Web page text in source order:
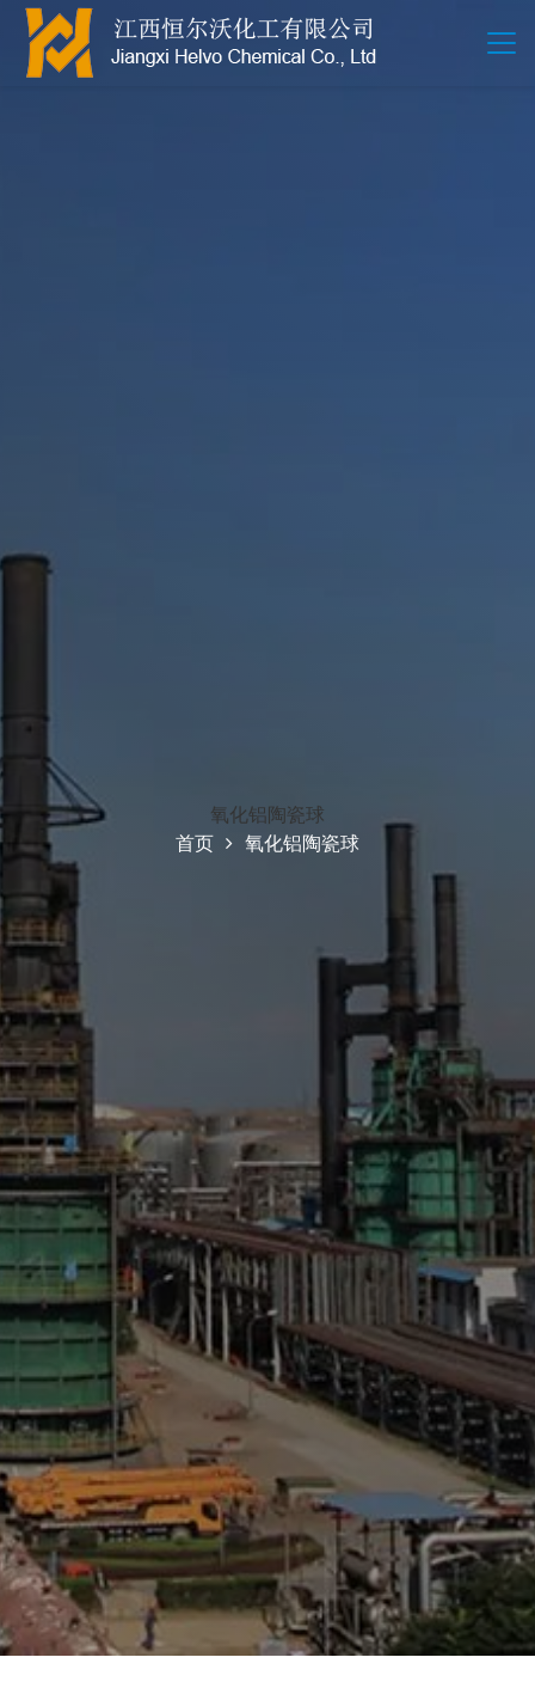
氧化铝陶瓷球
首页
氧化铝陶瓷球